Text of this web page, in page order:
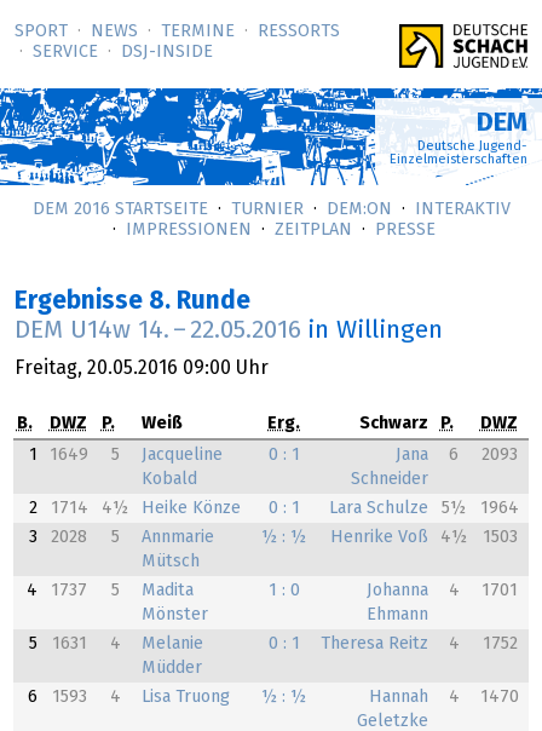
SPORT NEWS TERMINE
RESSORTS
SERVICE
DSJ-­INSIDE
DEM
Deutsche Jugend-
Einzelmeisterschaften
DEM 2016 STARTSEITE TURNIER DEM:ON
INTERAKTIV
IMPRESSIONEN
ZEITPLAN PRESSE
Ergebnisse 8. Runde
DEM U14w 14. – 22.05.2016 in Willingen
Freitag, 20.05.2016 09:00 Uhr
B. DWZ P. Weiß Erg. Schwarz P.
DWZ
1
1649 5
Jacqueline
Kobald
0 : 1
Jana
Schneider
6 2093
2 1714 4½ Heike Könze 0 : 1 Lara Schulze 5½
1964
3
2028 5
Annmarie
Mütsch
½ : ½ Henrike Voß 4½ 1503
4 1737 5
Madita
Mönster
1 : 0
Johanna
Ehmann
4 1701
5 1631 4
Melanie
Müdder
0 : 1 Theresa Reitz 4 1752
6 1593 4 Lisa Truong ½ : ½
Hannah
Geletzke
4 1470